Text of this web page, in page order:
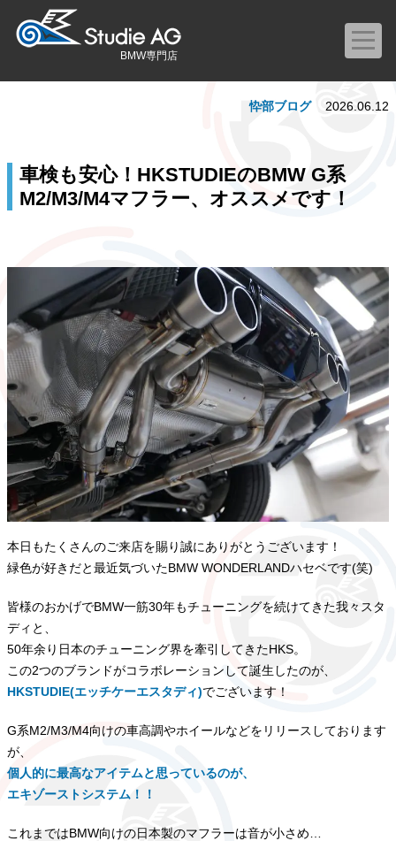
BMW専門店
車検も安心！HKSTUDIEのBMW G系
M2/M3/M4マフラー、オススメです！
忰部ブログ 2026.06.12
本日もたくさんのご来店を賜り誠にありがとうございます！
緑色が好きだと最近気づいたBMW WONDERLANDハセベです(笑)
皆様のおかげでBMW一筋30年もチューニングを続けてきた我々スタ
ディと、
50年余り日本のチューニング界を牽引してきたHKS。
この2つのブランドがコラボレーションして誕生したのが、
HKSTUDIE(エッチケーエスタディ)でございます！
G系M2/M3/M4向けの車高調やホイールなどをリリースしております
が、
個人的に最高なアイテムと思っているのが、
エキゾーストシステム！！
これまではBMW向けの日本製のマフラーは音が小さめ…